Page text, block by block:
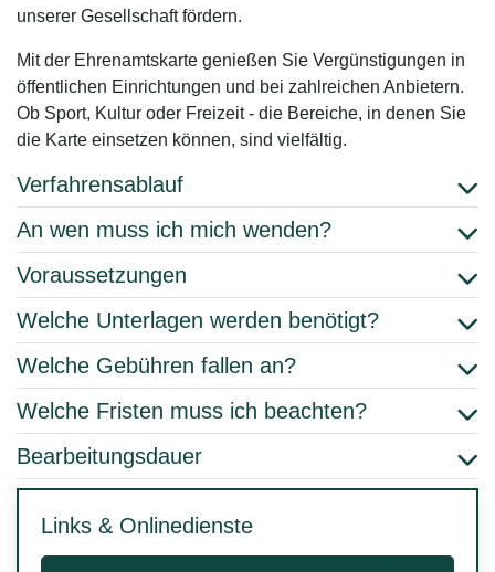
unserer Gesellschaft fördern.
Mit der Ehrenamtskarte genießen Sie Vergünstigungen in
öffentlichen Einrichtungen und bei zahlreichen Anbietern.
Ob Sport, Kultur oder Freizeit - die Bereiche, in denen Sie
die Karte einsetzen können, sind vielfältig.
Verfahrensablauf
An wen muss ich mich wenden?
Voraussetzungen
Welche Unterlagen werden benötigt?
Welche Gebühren fallen an?
Welche Fristen muss ich beachten?
Bearbeitungsdauer
Links & Onlinedienste